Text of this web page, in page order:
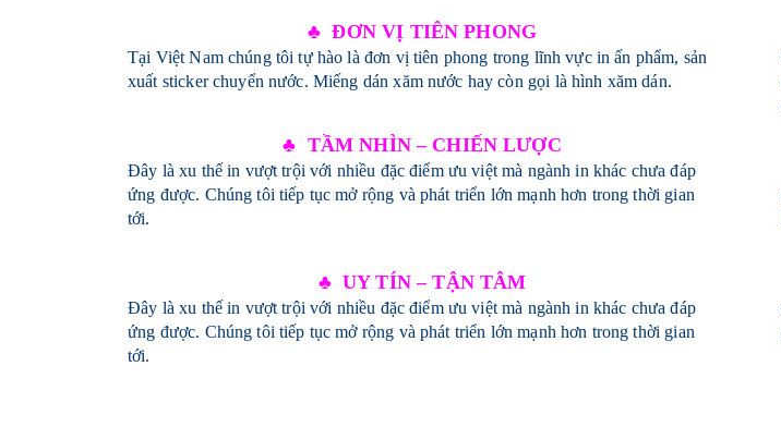
♣ ĐƠN VỊ TIÊN PHONG
Tại Việt Nam chúng tôi tự hào là đơn vị tiên phong trong lĩnh vực in ấn phẩm, sản
xuất sticker chuyển nước. Miếng dán xăm nước hay còn gọi là hình xăm dán.
♣ TẦM NHÌN – CHIẾN LƯỢC
Đây là xu thế in vượt trội với nhiều đặc điểm ưu việt mà ngành in khác chưa đáp
ứng được. Chúng tôi tiếp tục mở rộng và phát triển lớn mạnh hơn trong thời gian
tới.
♣ UY TÍN – TẬN TÂM
Đây là xu thế in vượt trội với nhiều đặc điểm ưu việt mà ngành in khác chưa đáp
ứng được. Chúng tôi tiếp tục mở rộng và phát triển lớn mạnh hơn trong thời gian
tới.